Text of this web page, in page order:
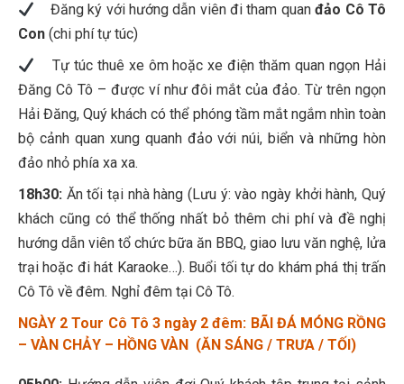
Đăng ký với hướng dẫn viên đi tham quanđảo Cô Tô
Con (chi phí tự túc)
Tự túc thuê xe ôm hoặc xe điện thăm quan ngọn Hải
Đăng Cô Tô – được ví như đôi mắt của đảo. Từ trên ngọn
Hải Đăng, Quý khách có thể phóng tầm mắt ngắm nhìn toàn
bộ cảnh quan xung quanh đảo với núi, biển và những hòn
đảo nhỏ phía xa xa.
18h30: Ăn tối tại nhà hàng (Lưu ý: vào ngày khởi hành, Quý
khách cũng có thể thống nhất bỏ thêm chi phí và đề nghị
hướng dẫn viên tổ chức bữa ăn BBQ, giao lưu văn nghệ, lửa
trại hoặc đi hát Karaoke…). Buổi tối tự do khám phá thị trấn
Cô Tô về đêm. Nghỉ đêm tại Cô Tô.
NGÀY 2 Tour Cô Tô 3 ngày 2 đêm: BÃI ĐÁ MÓNG RỒNG
– VÀN CHẢY – HỒNG VÀN (ĂN SÁNG / TRƯA / TỐI)